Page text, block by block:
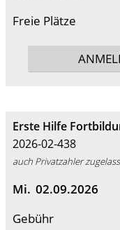
Freie Plätze
Erste Hilfe
2026-02-438
auch Privatzahler
Mi. 02.09.2026
Gebühr